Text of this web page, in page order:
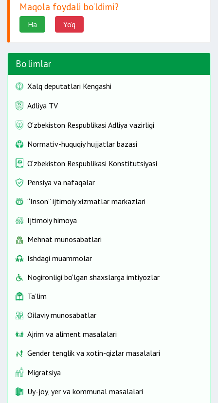
Maqola foydali bo‘ldimi?
Ha Yo'q
Bo‘limlar
Xalq deputatlari Kengashi
Adliya TV
O'zbekiston Respublikasi Adliya vazirligi
Normativ-huquqiy hujjatlar bazasi
O‘zbekiston Respublikasi Konstitutsiyasi
Pensiya va nafaqalar
“Inson” ijtimoiy xizmatlar markazlari
Ijtimoiy himoya
Mehnat munosabatlari
Ishdagi muammolar
Nogironligi bo‘lgan shaxslarga imtiyozlar
Ta’lim
Oilaviy munosabatlar
Ajrim va aliment masalalari
Gender tenglik va xotin-qizlar masalalari
Migratsiya
Uy-joy, yer va kommunal masalalari